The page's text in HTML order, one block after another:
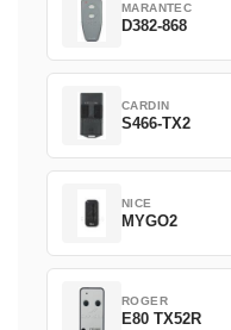
MARANTEC
D382-868
CARDIN
S466-TX2
NICE
MYGO2
ROGER
E80 TX52R